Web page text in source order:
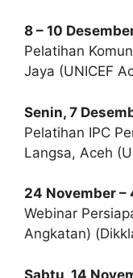
8 – 10
Pelatihan
Jaya (UNICEF
Senin, 7
Pelatihan IPC
Langsa, Aceh
24 November –
Webinar
Angkatan)
Sabtu, 14